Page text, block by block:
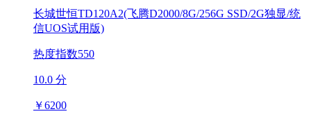
长城世恒TD120A2(飞腾D2000/8G/256G SSD/2G独显/统
信UOS试用版)
热度指数550
10.0 分
￥6200